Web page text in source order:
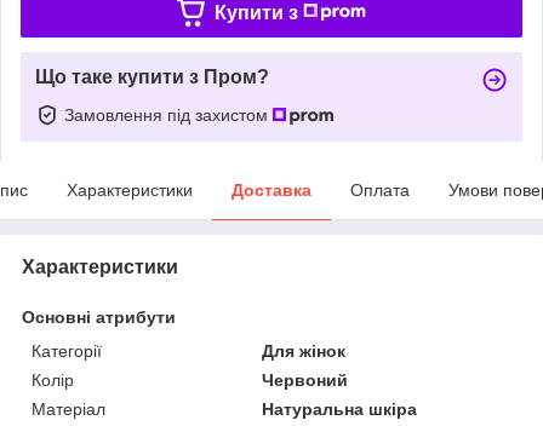
Купити з
Що таке купити з Пром?
Замовлення під захистом
Характеристики Доставка Оплата Умови
Характеристики
Основні атрибути
Категорії
Для жінок
Колір
Червоний
Матеріал
Натуральна шкіра